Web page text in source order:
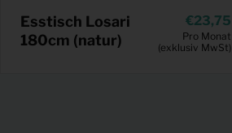
Esstisch Losari
180cm (natur)
23,75
Pro Monat
(exklusiv MwSt)